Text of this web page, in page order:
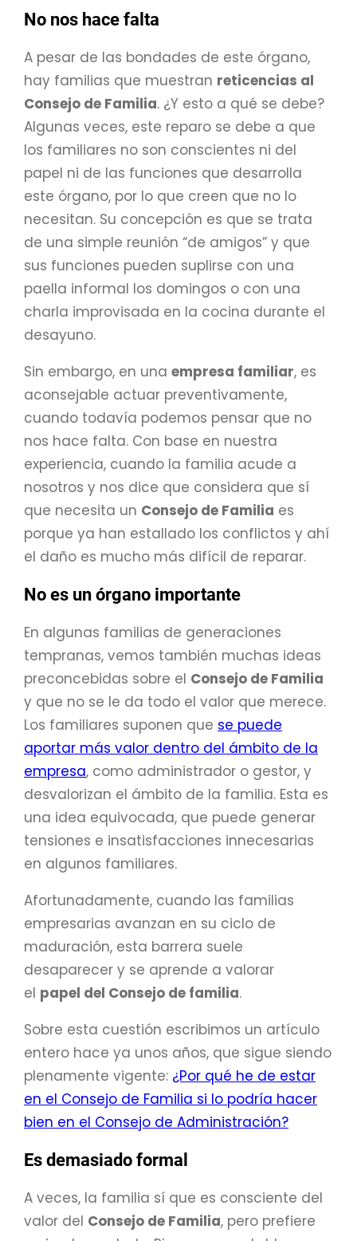
No nos hace falta
A pesar de las bondades de este órgano,
hay familias que muestran reticencias al
Consejo de Familia. ¿Y esto a qué se debe?
Algunas veces, este reparo se debe a que
los familiares no son conscientes ni del
papel ni de las funciones que desarrolla
este órgano, por lo que creen que no lo
necesitan. Su concepción es que se trata
de una simple reunión “de amigos” y que
sus funciones pueden suplirse con una
paella informal los domingos o con una
charla improvisada en la cocina durante el
desayuno.
Sin embargo, en una empresa familiar, es
aconsejable actuar preventivamente,
cuando todavía podemos pensar que no
nos hace falta. Con base en nuestra
experiencia, cuando la familia acude a
nosotros y nos dice que considera que sí
que necesita un Consejo de Familia es
porque ya han estallado los conflictos y ahí
el daño es mucho más difícil de reparar.
No es un órgano importante
En algunas familias de generaciones
tempranas, vemos también muchas ideas
preconcebidas sobre el Consejo de Familia
y que no se le da todo el valor que merece.
Los familiares suponen que se puede
aportar más valor dentro del ámbito de la
empresa, como administrador o gestor, y
desvalorizan el ámbito de la familia. Esta es
una idea equivocada, que puede generar
tensiones e insatisfacciones innecesarias
en algunos familiares.
Afortunadamente, cuando las familias
empresarias avanzan en su ciclo de
maduración, esta barrera suele
desaparecer y se aprende a valorar
el papel del Consejo de familia.
Sobre esta cuestión escribimos un artículo
entero hace ya unos años, que sigue siendo
plenamente vigente: ¿Por qué he de estar
en el Consejo de Familia si lo podría hacer
bien en el Consejo de Administración?
Es demasiado formal
A veces, la familia sí que es consciente del
valor del Consejo de Familia, pero prefiere